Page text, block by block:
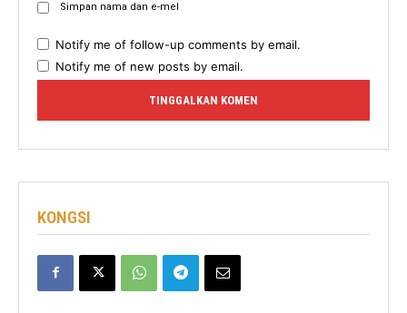
Simpan nama dan e-mel
Notify me of follow-up comments by email.
Notify me of new posts by email.
KONGSI